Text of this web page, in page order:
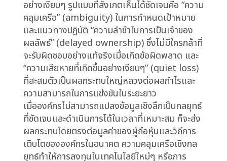
ผลกระทบจากการขาดความชัดเจนในการตัดสินใจ
มิได้จำกัดอยู่เพียงความล่าช้าทางปฏิบัติเท่านั้น แต่
กลับทวีความรุนแรงขึ้นเป็นทวีคูณในเชิงกลยุทธ์ การ
ตัดสินใจที่ถูกเลื่อนออกไปเพียงเล็กน้อยในวันนี้ อาจ
กลายเป็นช่องว่างเชิงกลยุทธ์ขนาดใหญ่ในวันหน้า
ซึ่งส่งผลให้องค์กรพลาดโอกาสทางการตลาด คู่แข่ง
ช่วงชิงความได้เปรียบไป และบริษัทต้องวิ่งตามหลัง
ในที่สุด นี่คือความเสี่ยงในการตัดสินใจระดับผู้บริหาร
(executive decision-making risk) ที่มักถูก
มองข้าม ผู้บริหารหลายท่านอาจรู้สึกถูกครอบงำด้วย
ข้อมูลมากมาย และเลือกที่จะหลีกเลี่ยงการกำหนด